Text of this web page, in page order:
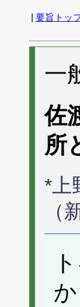
要旨トッ
一
佐
所
*上
（